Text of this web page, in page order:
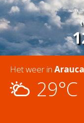
Het weer in Arauca
29°C